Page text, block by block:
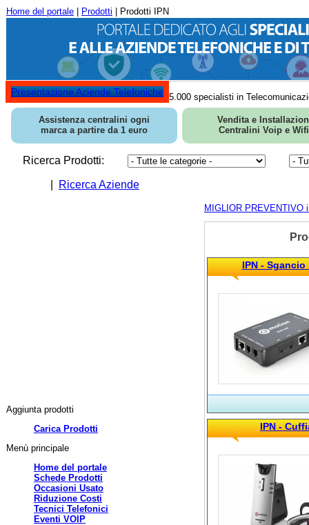
Home del portale Prodotti | Prodotti IPN
Presentazione Aziende Telefoniche 5.000 specialisti in
Assistenza centralini ogni
marca a partire da 1 euro
Vendita e
Centralini Voip e
Ricerca Prodotti:
Ricerca Aziende
Aggiunta prodotti
Carica Prodotti
Menù principale
Home del portale
Schede Prodotti
Occasioni Usato
Riduzione Costi
Tecnici Telefonici
Eventi VOIP
MIGLIOR PREVENTIVO
IPN - Sgancio
IPN -